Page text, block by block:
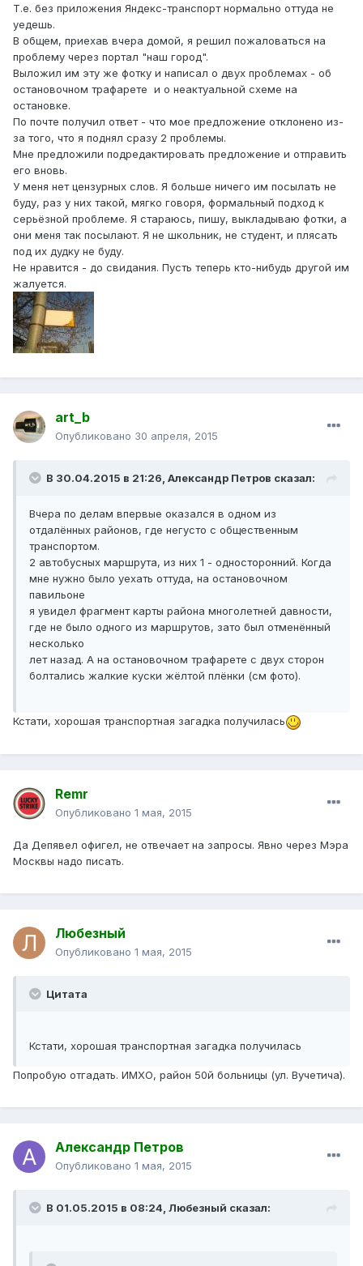
Т.е. без приложения Яндекс-транспорт нормально оттуда не
уедешь.
В общем, приехав вчера домой, я решил пожаловаться на
проблему через портал "наш город".
Выложил им эту же фотку и написал о двух проблемах - об
остановочном трафарете и о неактуальной схеме на
остановке.
По почте получил ответ - что мое предложение отклонено из-
за того, что я поднял сразу 2 проблемы.
Мне предложили подредактировать предложение и отправить
его вновь.
У меня нет цензурных слов. Я больше ничего им посылать не
буду, раз у них такой, мягко говоря, формальный подход к
серьёзной проблеме. Я стараюсь, пишу, выкладываю фотки, а
они меня так посылают. Я не школьник, не студент, и плясать
под их дудку не буду.
Не нравится - до свидания. Пусть теперь кто-нибудь другой им
жалуется.
art_b
Опубликовано 30 апреля, 2015
В 30.04.2015 в 21:26, Александр Петров сказал:
Вчера по делам впервые оказался в одном из
отдалённых районов, где негусто с общественным
транспортом.
2 автобусных маршрута, из них 1 - односторонний. Когда
мне нужно было уехать оттуда, на остановочном
павильоне
я увидел фрагмент карты района многолетней давности,
где не было одного из маршрутов, зато был отменённый
несколько
лет назад. А на остановочном трафарете с двух сторон
болтались жалкие куски жёлтой плёнки (см фото).
Кстати, хорошая транспортная загадка получилась
Remr
Опубликовано 1 мая, 2015
Да Депявел офигел, не отвечает на запросы. Явно через Мэра
Москвы надо писать.
Любезный
Опубликовано 1 мая, 2015
Цитата
Кстати, хорошая транспортная загадка получилась
Попробую отгадать. ИМХО, район 50й больницы (ул. Вучетича).
Александр Петров
Опубликовано 1 мая, 2015
В 01.05.2015 в 08:24, Любезный сказал: